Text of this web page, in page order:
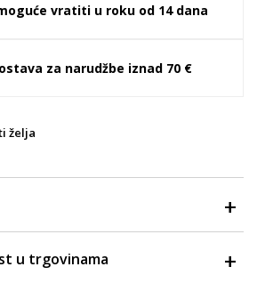
vratiti u roku od 14 dana
za narudžbe iznad 70 €
želja
u trgovinama